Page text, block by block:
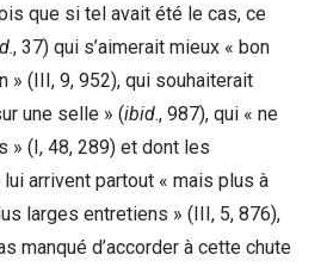
que si tel avait été le cas, ce
., 37) qui s’aimerait mieux « bon
» (III, 9, 952), qui souhaiterait
une selle » (ibid., 987), qui « ne
» (I, 48, 289) et dont les
arrivent partout « mais plus à
larges entretiens » (III, 5, 876),
manqué d’accorder à cette chute